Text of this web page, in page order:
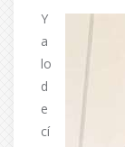
Y
a
lo
d
e
cí